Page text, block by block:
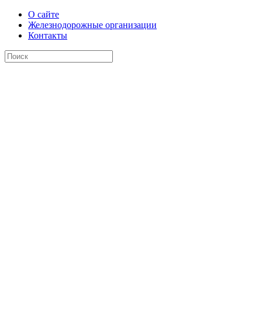
О сайте
Железнодорожные организации
Контакты